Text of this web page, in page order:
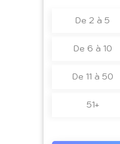
De 2 à 5
De 6 à 10
De 11 à 50
51+